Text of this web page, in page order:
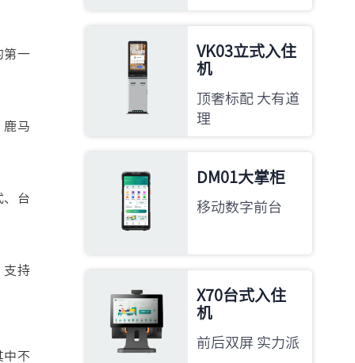
第一
鹿马
、台
支持
中不
VK03立式入住
机
顶奢标配 大有道
理
DM01大掌柜
移动数字前台
X70台式入住
机
前后双屏 实力派